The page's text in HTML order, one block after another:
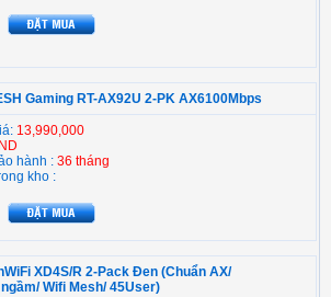
Gaming RT-AX92U 2-PK AX6100Mbps
13,990,000
hành : 36 tháng
kho :
XD4S/R 2-Pack Đen (Chuẩn AX/
Wifi Mesh/ 45User)